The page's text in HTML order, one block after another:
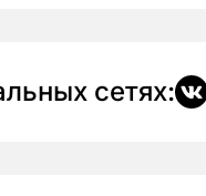
сетях: